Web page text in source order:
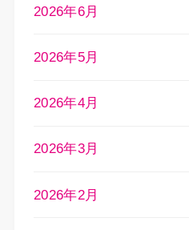
2026年6月
2026年5月
2026年4月
2026年3月
2026年2月